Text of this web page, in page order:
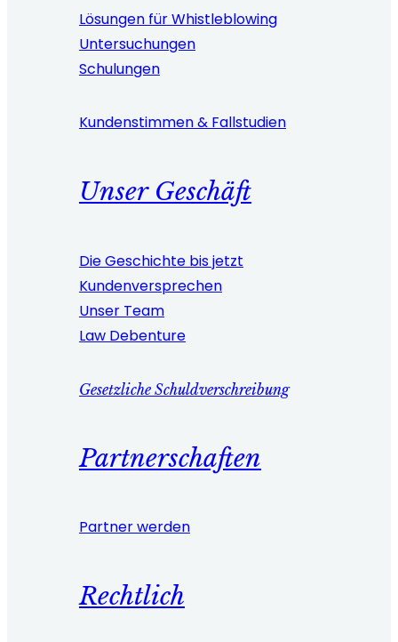
Lösungen für Whistleblowing
Untersuchungen
Schulungen
Kundenstimmen & Fallstudien
Unser Geschäft
Die Geschichte bis jetzt
Kundenversprechen
Unser Team
Law Debenture
Gesetzliche Schuldverschreibung
Partnerschaften
Partner werden
Rechtlich